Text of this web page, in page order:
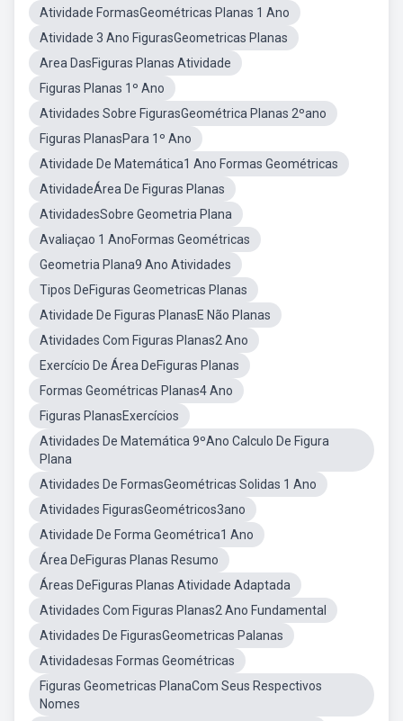
Atividade FormasGeométricas Planas 1 Ano
Atividade 3 Ano FigurasGeometricas Planas
Area DasFiguras Planas Atividade
Figuras Planas 1º Ano
Atividades Sobre FigurasGeométrica Planas 2ºano
Figuras PlanasPara 1º Ano
Atividade De Matemática1 Ano Formas Geométricas
AtividadeÁrea De Figuras Planas
AtividadesSobre Geometria Plana
Avaliaçao 1 AnoFormas Geométricas
Geometria Plana9 Ano Atividades
Tipos DeFiguras Geometricas Planas
Atividade De Figuras PlanasE Não Planas
Atividades Com Figuras Planas2 Ano
Exercício De Área DeFiguras Planas
Formas Geométricas Planas4 Ano
Figuras PlanasExercícios
Atividades De Matemática 9ºAno Calculo De Figura
Plana
Atividades De FormasGeométricas Solidas 1 Ano
Atividades FigurasGeométricos3ano
Atividade De Forma Geométrica1 Ano
Área DeFiguras Planas Resumo
Áreas DeFiguras Planas Atividade Adaptada
Atividades Com Figuras Planas2 Ano Fundamental
Atividades De FigurasGeometricas Palanas
Atividadesas Formas Geométricas
Figuras Geometricas PlanaCom Seus Respectivos
Nomes